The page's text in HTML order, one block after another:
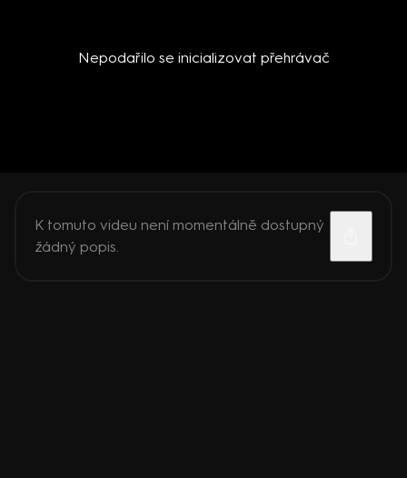
Nepodařilo se inicializovat přehrávač
K tomuto videu není momentálně dostupný
žádný popis.